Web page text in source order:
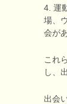
4. 運
場、
会が
これ
し、
出会